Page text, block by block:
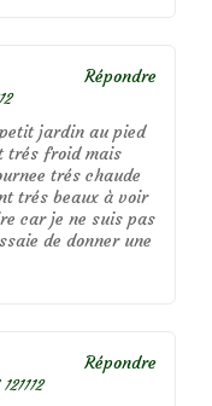
petit jardin au pied
trés froid mais
trés chaude
trés beaux à voir
car je ne suis pas
de donner une
Répondre
Répondre